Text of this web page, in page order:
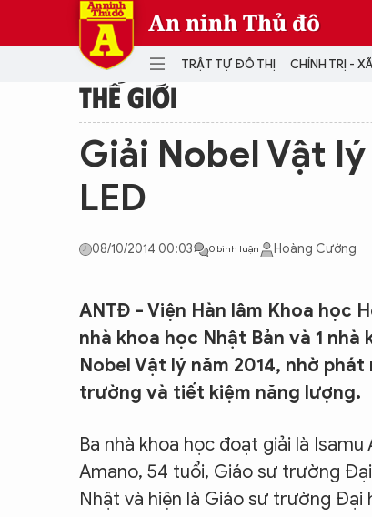
An ninh Thủ đô
TRẬT TỰ ĐÔ THỊ CHÍNH TRỊ -
THÀNH PHỐ THÔNG MINH
THỂ THAO
KINH DOANH
THẾ GIỚI
Giải Nobel Vật
LED
08/10/2014 00:03 0 bình luận Hoàng Cường
ANTĐ - Viện Hàn lâm Khoa học
nhà khoa học Nhật Bản và 1
Nobel Vật lý năm 2014, nhờ
trường và tiết kiệm năng lượng.
Ba nhà khoa học đoạt giải là
Amano, 54 tuổi, Giáo sư trường
Nhật và hiện là Giáo sư trường Đại